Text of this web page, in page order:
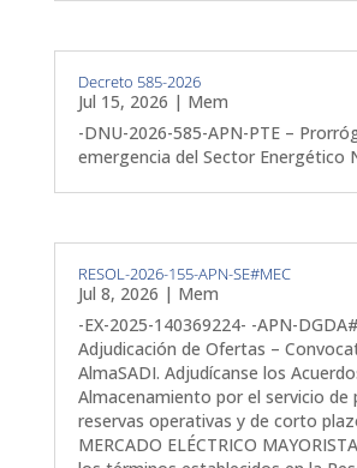
Decreto 585-2026
Jul 15, 2026 | Mem
-DNU-2026-585-APN-PTE –
emergencia del Sector Energético
RESOL-2026-155-APN-SE#MEC
Jul 8, 2026 | Mem
-EX-2025-140369224- -APN-
Adjudicación de Ofertas –
AlmaSADI. Adjudícanse los
Almacenamiento por el servicio de
reservas operativas y de corto
MERCADO ELÉCTRICO